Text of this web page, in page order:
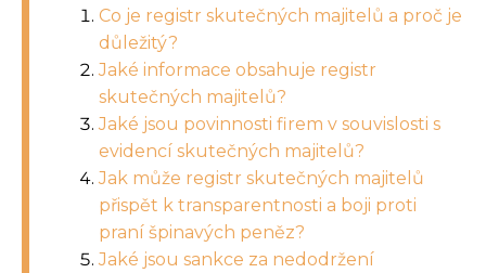
Co je registr skutečných majitelů a proč je
důležitý?
Jaké informace obsahuje registr
skutečných majitelů?
Jaké jsou povinnosti firem v souvislosti s
evidencí skutečných majitelů?
Jak může registr skutečných majitelů
přispět k transparentnosti a boji proti
praní špinavých peněz?
Jaké jsou sankce za nedodržení